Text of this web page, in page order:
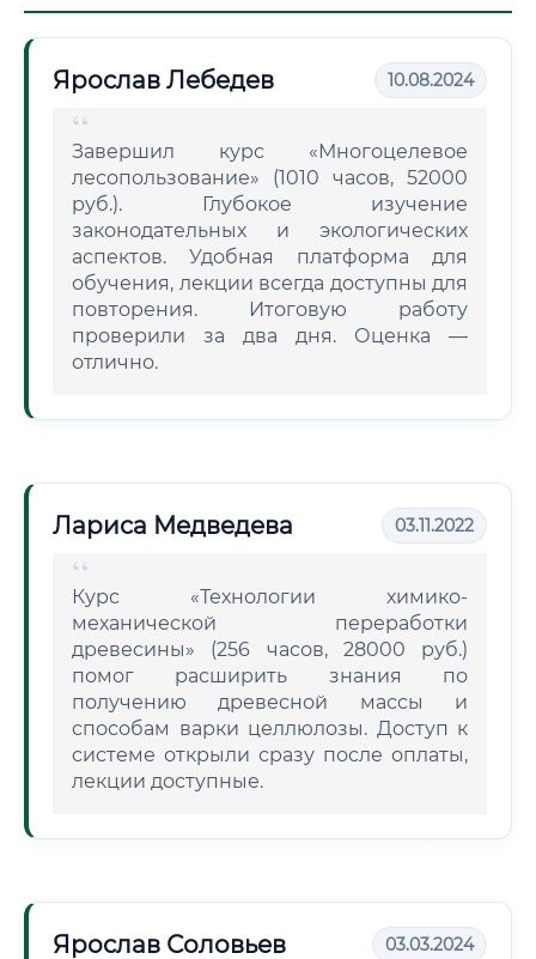
Ярослав Лебедев 10.08.2024
Завершил курс «Многоцелевое
лесопользование» (1010 часов, 52000
руб.). Глубокое изучение
законодательных и экологических
аспектов. Удобная платформа для
обучения, лекции всегда доступны для
повторения. Итоговую работу
проверили за два дня. Оценка —
отлично.
Лариса Медведева 03.11.2022
Курс «Технологии химико-
механической переработки
древесины» (256 часов, 28000 руб.)
помог расширить знания по
получению древесной массы и
способам варки целлюлозы. Доступ к
системе открыли сразу после оплаты,
лекции доступные.
Ярослав Соловьев 03.03.2024